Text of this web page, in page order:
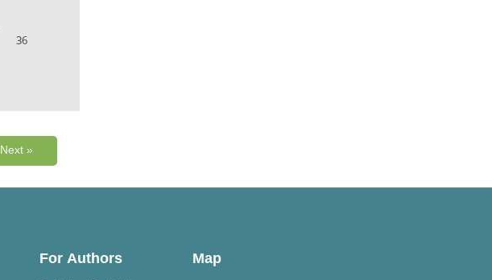
36
Next »
For Authors Map